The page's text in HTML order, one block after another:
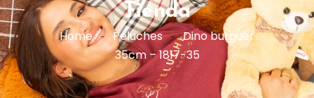
Tienda
Home Peluches
Dino burguer
35cm – 1817-35